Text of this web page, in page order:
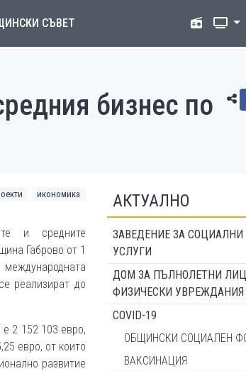
СЪВЕТ
бизнес по
икономика
и средните
Габрово от 1
реализират до
2 152 103 евро,
евро, от които
развитие
АКТУАЛНО
ЗАВЕДЕНИЕ ЗА СОЦИАЛНИ
УСЛУГИ
ДОМ ЗА ПЪЛНОЛЕТНИ
ФИЗИЧЕСКИ УВРЕЖДАНИЯ
COVID-19
ОБЩИНСКИ СОЦИАЛЕН
ВАКСИНАЦИЯ